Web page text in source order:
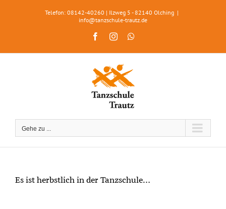
Telefon: 08142-40260 | Ilzweg 5 - 82140 Olching |
info@tanzschule-trautz.de
FacebookInstagram
Gehe zu ...
Es ist herbstlich in der Tanzschule…